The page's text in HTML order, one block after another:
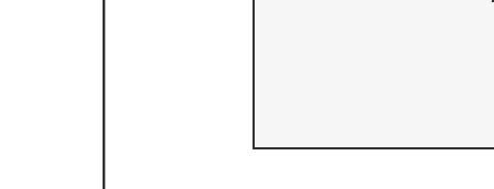
Ga naar het Wireframe inlogpagina-sjabloon